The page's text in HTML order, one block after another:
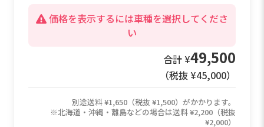
価格を表示するには車種を選択してくださ
い
合計 ¥49,500
（税抜 ¥45,000）
別途送料 ¥1,650（税抜 ¥1,500）がかかります。
※北海道・沖縄・離島などの場合は送料 ¥2,200（税抜
¥2,000）